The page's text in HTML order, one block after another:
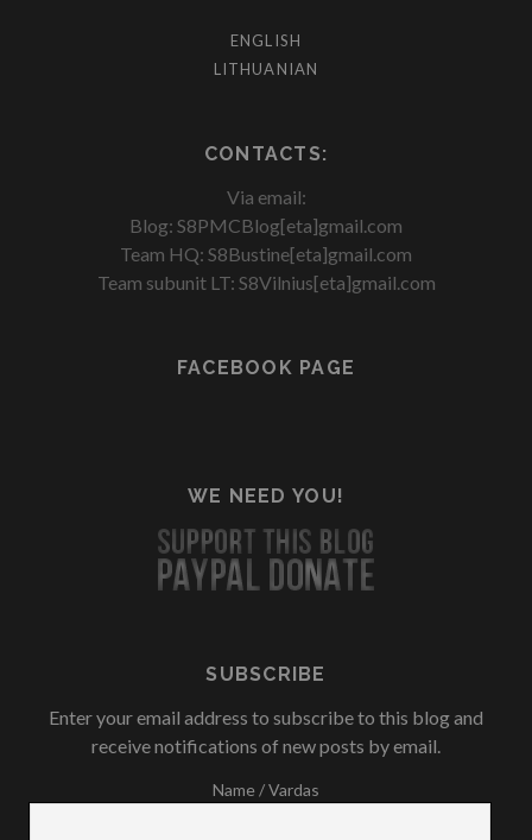
ENGLISH
LITHUANIAN
CONTACTS:
Via email:
Blog: S8PMCBlog[eta]gmail.com
Team HQ: S8Bustine[eta]gmail.com
Team subunit LT: S8Vilnius[eta]gmail.com
FACEBOOK PAGE
WE NEED YOU!
SUBSCRIBE
Enter your email address to subscribe to this blog and
receive notifications of new posts by email.
Name / Vardas